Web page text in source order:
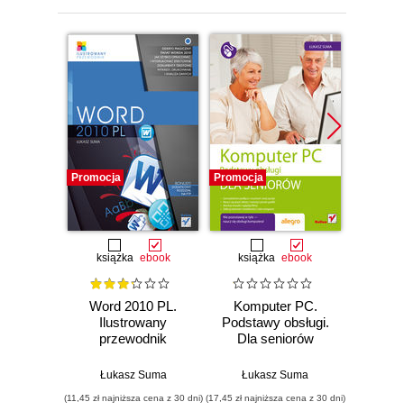
Promocja
książka ebook
Word 2010 PL.
Ilustrowany
przewodnik
Łukasz Suma
(11,45 zł najniższa cena z 30 dni)
Promocja
książka ebook
Komputer PC.
Podstawy obsługi.
Dla seniorów
Łukasz Suma
(17,45 zł najniższa cena z 30 dni)